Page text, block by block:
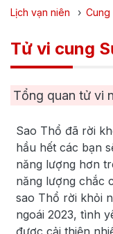
Lịch vạn niên › Cung
Tử vi cung
Tổng quan tử vi
Sao Thổ đã rời
hầu hết các bạn
năng lượng hơn
năng lượng chắc
sao Thổ rời khỏi
ngoái 2023, tình
được cải thiện